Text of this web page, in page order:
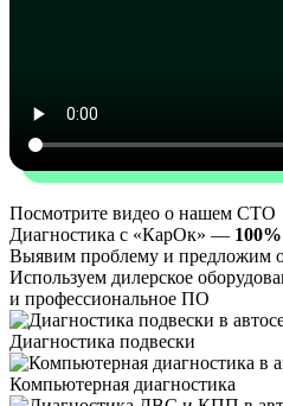
Посмотрите видео о нашем СТО
Диагностика с «КарОк» —
Выявим проблему и предложим
Используем дилерское
и профессиональное ПО
Диагностика подвески
Компьютерная диагностика